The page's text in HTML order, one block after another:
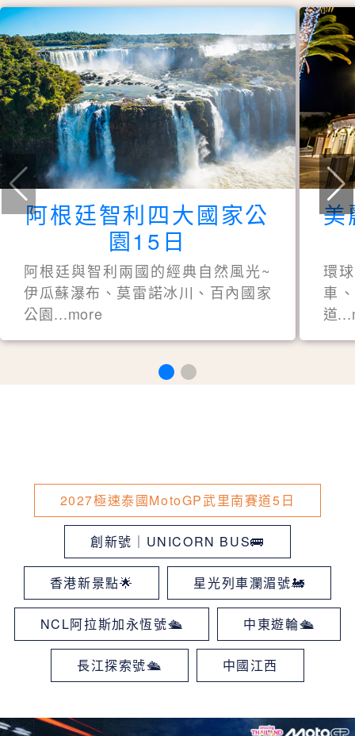
阿根廷智利四大國家公
園15日
阿根廷與智利兩國的經典自然風光~
伊瓜蘇瀑布、莫雷諾冰川、百內國家
公園...more
美
環
車
道
2027極速泰國MotoGP武里南賽道5日
創新號｜UNICORN BUS🚌
香港新景點🌟 星光列車瀾湄號🚂
NCL阿拉斯加永恆號🛳 中東遊輪🛳
長江探索號🛳 中國江西